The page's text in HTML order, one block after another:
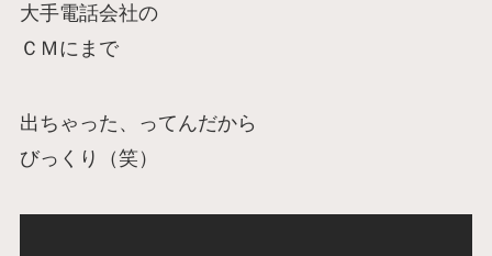
大手電話会社の
ＣＭにまで
出ちゃった、ってんだから
びっくり（笑）